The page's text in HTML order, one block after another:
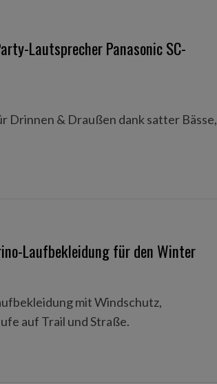
Lautsprecher Panasonic SC-
Drinnen & Draußen dank satter Bässe,
Laufbekleidung für den Winter
mit Windschutz,
auf Trail und Straße.